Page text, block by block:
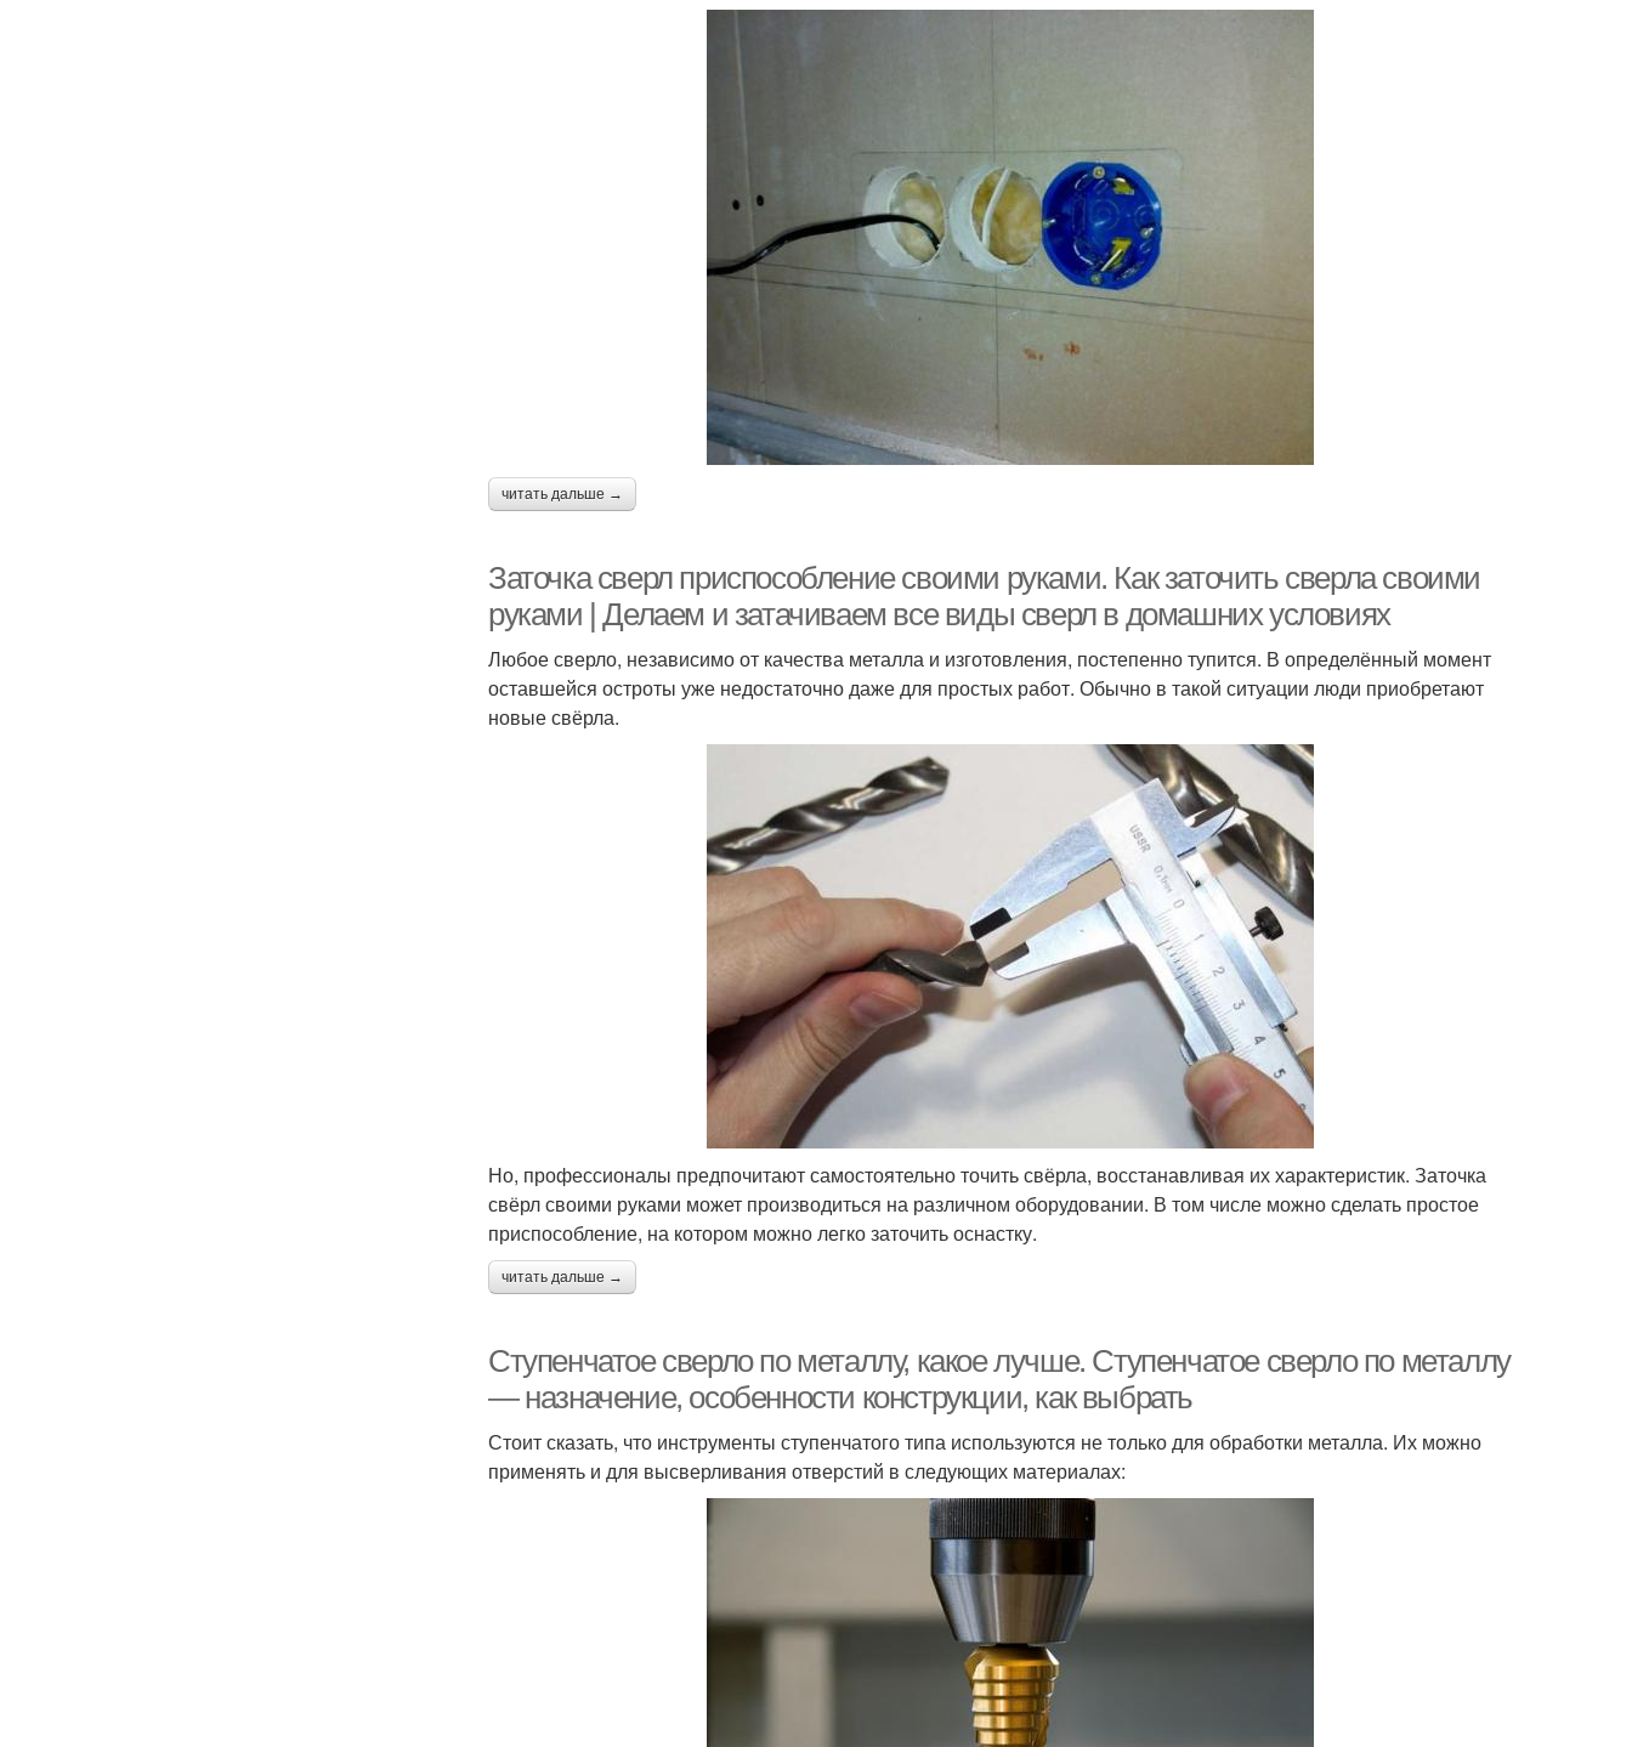
читать дальше →
Заточка сверл приспособление своими руками. Как заточить сверла своими
руками | Делаем и затачиваем все виды сверл в домашних условиях
Любое сверло, независимо от качества металла и изготовления, постепенно тупится. В определённый момент
оставшейся остроты уже недостаточно даже для простых работ. Обычно в такой ситуации люди приобретают
новые свёрла.
Но, профессионалы предпочитают самостоятельно точить свёрла, восстанавливая их характеристик. Заточка
свёрл своими руками может производиться на различном оборудовании. В том числе можно сделать простое
приспособление, на котором можно легко заточить оснастку.
читать дальше →
Ступенчатое сверло по металлу, какое лучше. Ступенчатое сверло по металлу
— назначение, особенности конструкции, как выбрать
Стоит сказать, что инструменты ступенчатого типа используются не только для обработки металла. Их можно
применять и для высверливания отверстий в следующих материалах: